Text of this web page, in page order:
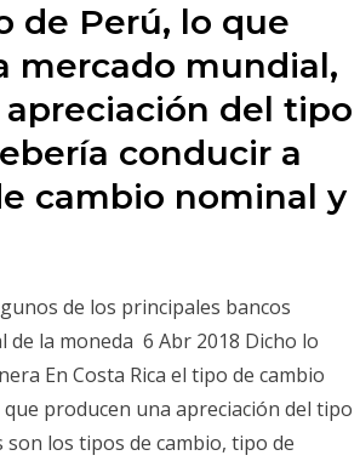
de Perú, lo que
mercado mundial,
del tipo
conducir a
cambio nominal y
de los principales bancos
la moneda 6 Abr 2018 Dicho lo
En Costa Rica el tipo de cambio
producen una apreciación del tipo
son los tipos de cambio, tipo de